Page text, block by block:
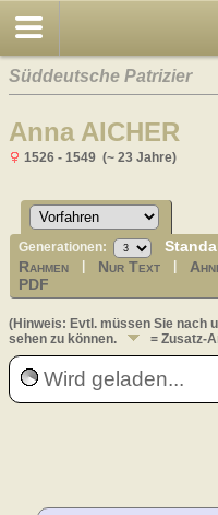
Süddeutsche Patrizier
Anna AICHER
1526 - 1549 (~ 23 Jahre)
Generationen:
Rahmen Nur Text
PDF
(Hinweis: Evtl. müssen Sie nach
sehen zu können.
= Zusatz-
Wird geladen...